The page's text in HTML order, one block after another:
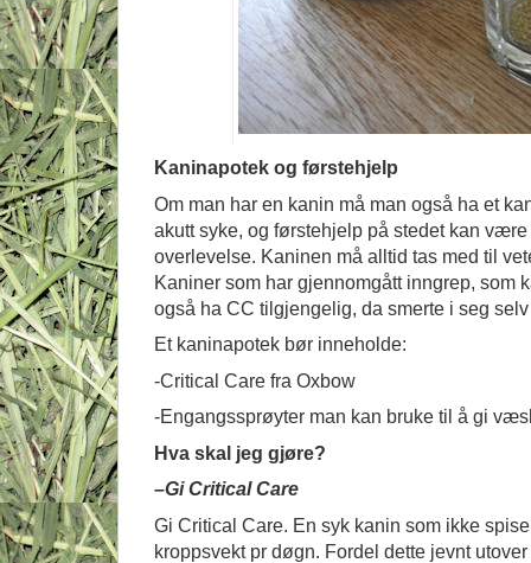
Kaninapotek og førstehjelp
Om man har en kanin må man også ha et
akutt syke, og førstehjelp på stedet kan
overlevelse. Kaninen må alltid tas med til
Kaniner som har gjennomgått inngrep, som
også ha CC tilgjengelig, da smerte i seg
Et kaninapotek bør inneholde:
-Critical Care fra Oxbow
-Engangssprøyter man kan bruke til å gi
Hva skal jeg gjøre?
–Gi Critical Care
Gi Critical Care. En syk kanin som ikke
kroppsvekt pr døgn. Fordel dette jevnt